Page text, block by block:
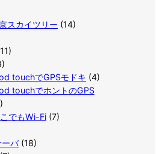
スカイツリー (14)
touchでGPSモドキ (4)
touchでホントのGPS
でもWi-Fi (7)
バ(18)